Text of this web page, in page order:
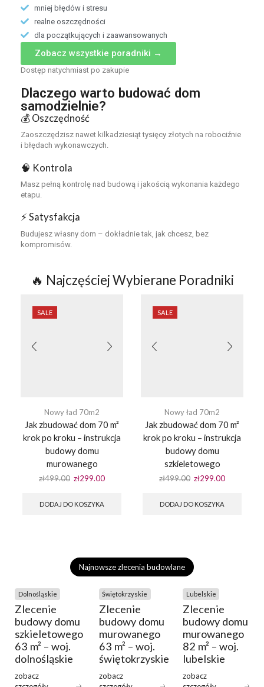
mniej błędów i stresu
realne oszczędności
dla początkujących i zaawansowanych
Zobacz wszystkie poradniki →
Dostęp natychmiast po zakupie
Dlaczego warto budować dom
samodzielnie?
💰 Oszczędność
Zaoszczędzisz nawet kilkadziesiąt tysięcy złotych na robociźnie
i błędach wykonawczych.
🧠 Kontrola
Masz pełną kontrolę nad budową i jakością wykonania każdego
etapu.
⚡ Satysfakcja
Budujesz własny dom – dokładnie tak, jak chcesz, bez
kompromisów.
🔥 Najczęściej Wybierane Poradniki
SALE
Nowy ład 70m2
Jak zbudować dom 70 m²
krok po kroku – instrukcja
budowy domu
murowanego
zł499.00 zł299.00
DODAJ DO KOSZYKA
SALE
Nowy ład 70m2
Jak zbudować dom 70 m²
krok po kroku – instrukcja
budowy domu
szkieletowego
zł499.00 zł299.00
DODAJ DO KOSZYKA
Najnowsze zlecenia budowlane
Dolnośląskie
Zlecenie
budowy domu
szkieletowego
63 m² – woj.
dolnośląskie
zobacz
Świętokrzyskie
Zlecenie
budowy domu
murowanego
63 m² – woj.
świętokrzyskie
zobacz
Lubelskie
Zlecenie
budowy domu
murowanego
82 m² – woj.
lubelskie
zobacz